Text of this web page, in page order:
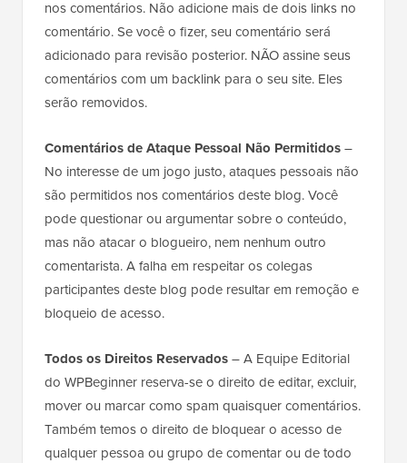
nos comentários. Não adicione mais de dois links no
comentário. Se você o fizer, seu comentário será
adicionado para revisão posterior. NÃO assine seus
comentários com um backlink para o seu site. Eles
serão removidos.
Comentários de Ataque Pessoal Não Permitidos–
No interesse de um jogo justo, ataques pessoais não
são permitidos nos comentários deste blog. Você
pode questionar ou argumentar sobre o conteúdo,
mas não atacar o blogueiro, nem nenhum outro
comentarista. A falha em respeitar os colegas
participantes deste blog pode resultar em remoção e
bloqueio de acesso.
Todos os Direitos Reservados– A Equipe Editorial
do WPBeginner reserva-se o direito de editar, excluir,
mover ou marcar como spam quaisquer comentários.
Também temos o direito de bloquear o acesso de
qualquer pessoa ou grupo de comentar ou de todo